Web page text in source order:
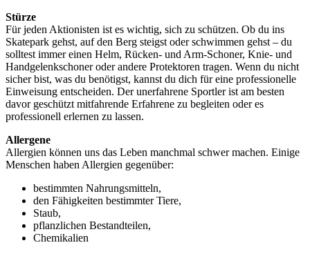
Stürze
Für jeden Aktionisten ist es wichtig, sich zu schützen. Ob du ins
Skatepark gehst, auf den Berg steigst oder schwimmen gehst – du
solltest immer einen Helm, Rücken- und Arm-Schoner, Knie- und
Handgelenkschoner oder andere Protektoren tragen. Wenn du nicht
sicher bist, was du benötigst, kannst du dich für eine professionelle
Einweisung entscheiden. Der unerfahrene Sportler ist am besten
davor geschützt mitfahrende Erfahrene zu begleiten oder es
professionell erlernen zu lassen.
Allergene
Allergien können uns das Leben manchmal schwer machen. Einige
Menschen haben Allergien gegenüber:
bestimmten Nahrungsmitteln,
den Fähigkeiten bestimmter Tiere,
Staub,
pflanzlichen Bestandteilen,
Chemikalien